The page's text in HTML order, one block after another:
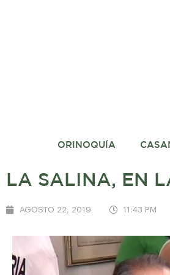
ORINOQUÍA
LA SALINA, EN
AGOSTO 22, 2019 11:43 PM